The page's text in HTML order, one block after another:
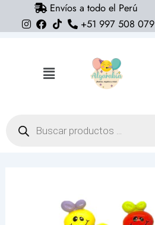
Envíos a todo el Perú
+51 997 508 079
Flyout
productos